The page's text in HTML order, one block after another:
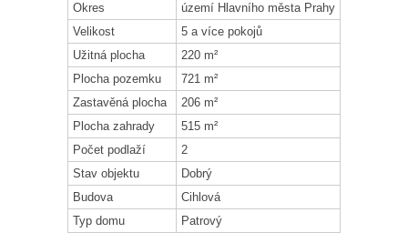
Okres
území Hlavního města Prahy
Velikost
5 a více pokojů
Užitná plocha
220 m²
Plocha pozemku
721 m²
Zastavěná plocha
206 m²
Plocha zahrady
515 m²
Počet podlaží
2
Stav objektu
Dobrý
Budova
Cihlová
Typ domu
Patrový